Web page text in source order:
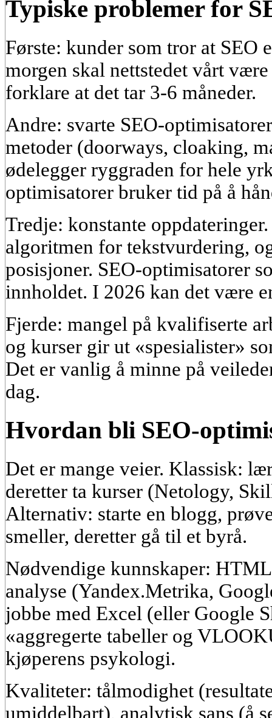
Typiske problemer for
Første: kunder som tror at SEO
morgen skal nettstedet vårt
forklare at det tar 3-6 måneder.
Andre: svarte SEO-
metoder (doorways, cloaking,
ødelegger ryggraden for hele
optimisatorer bruker tid på å
Tredje: konstante
algoritmen for tekstvurdering,
posisjoner. SEO-optimisatorer
innholdet. I 2026 kan det være
Fjerde: mangel på kvalifiserte
og kurser gir ut «spesialister»
Det er vanlig å minne på
dag.
Hvordan bli SEO-
Det er mange veier. Klassisk:
deretter ta kurser (Netology,
Alternativ: starte en blogg,
smeller, deretter gå til et byrå.
Nødvendige kunnskaper:
analyse (Yandex.Metrika,
jobbe med Excel (eller Google
«aggregerte tabeller og
kjøperens psykologi.
Kvaliteter: tålmodighet
umiddelbart), analytisk sans (å